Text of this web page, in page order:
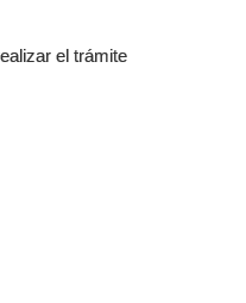
el trámite